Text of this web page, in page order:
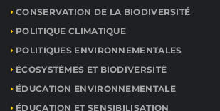
CONSERVATION DE LA BIODIVERSITÉ
POLITIQUE CLIMATIQUE
POLITIQUES ENVIRONNEMENTALES
ÉCOSYSTÈMES ET BIODIVERSITÉ
ÉDUCATION ENVIRONNEMENTALE
ÉDUCATION ET SENSIBILISATION